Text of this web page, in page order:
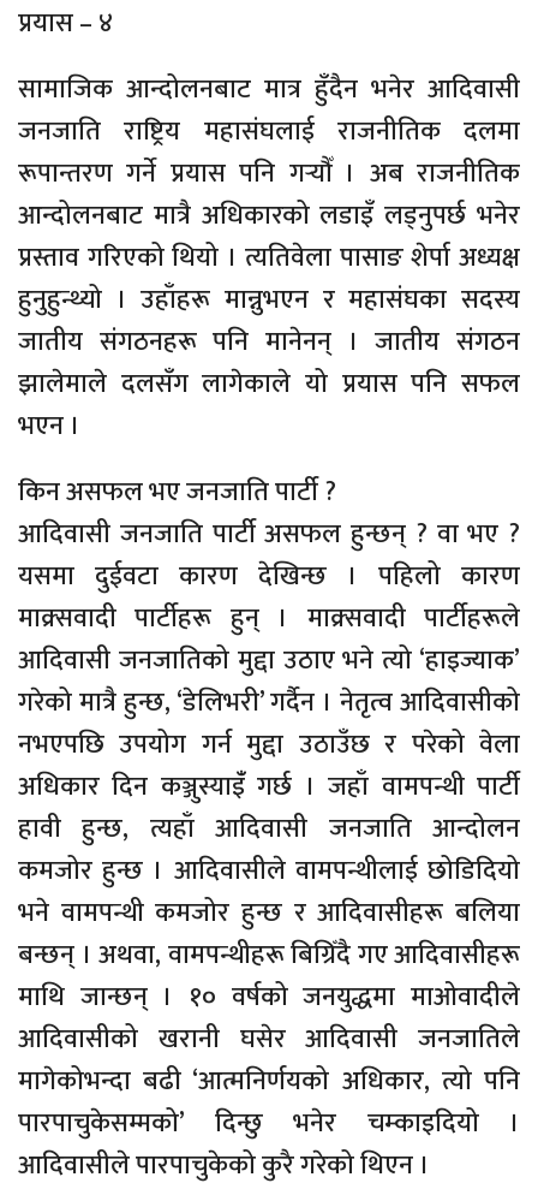
प्रयास – ४
सामाजिक आन्दोलनबाट मात्र हुँदैन भनेर आदिवासी
जनजाति राष्ट्रिय महासंघलाई राजनीतिक दलमा
रूपान्तरण गर्ने प्रयास पनि गर्‍यौँ । अब राजनीतिक
आन्दोलनबाट मात्रै अधिकारको लडाइँ लड्नुपर्छ भनेर
प्रस्ताव गरिएको थियो । त्यतिवेला पासाङ शेर्पा अध्यक्ष
हुनुहुन्थ्यो । उहाँहरू मान्नुभएन र महासंघका सदस्य
जातीय संगठनहरू पनि मानेनन् । जातीय संगठन
झालेमाले दलसँग लागेकाले यो प्रयास पनि सफल
भएन ।
किन असफल भए जनजाति पार्टी ?
आदिवासी जनजाति पार्टी असफल हुन्छन् ? वा भए ?
यसमा दुईवटा कारण देखिन्छ । पहिलो कारण
माक्र्सवादी पार्टीहरू हुन् । माक्र्सवादी पार्टीहरूले
आदिवासी जनजातिको मुद्दा उठाए भने त्यो ‘हाइज्याक’
गरेको मात्रै हुन्छ, ‘डेलिभरी’ गर्दैन । नेतृत्व आदिवासीको
नभएपछि उपयोग गर्न मुद्दा उठाउँछ र परेको वेला
अधिकार दिन कञ्जुस्याइँं गर्छ । जहाँ वामपन्थी पार्टी
हावी हुन्छ, त्यहाँ आदिवासी जनजाति आन्दोलन
कमजोर हुन्छ । आदिवासीले वामपन्थीलाई छोडिदियो
भने वामपन्थी कमजोर हुन्छ र आदिवासीहरू बलिया
बन्छन् । अथवा, वामपन्थीहरू बिग्रिँदै गए आदिवासीहरू
माथि जान्छन् । १० वर्षको जनयुद्धमा माओवादीले
आदिवासीको खरानी घसेर आदिवासी जनजातिले
मागेकोभन्दा बढी ‘आत्मनिर्णयको अधिकार, त्यो पनि
पारपाचुकेसम्मको’ दिन्छु भनेर चम्काइदियो ।
आदिवासीले पारपाचुकेको कुरै गरेको थिएन ।